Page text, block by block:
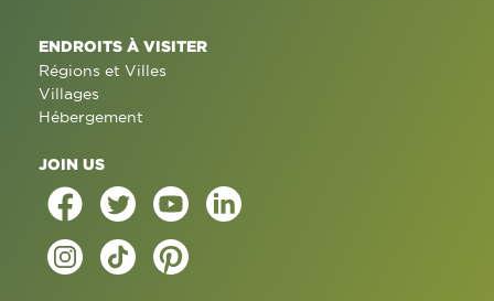
ENDROITS À VISITER
Régions et Villes
Villages
Hébergement
JOIN US